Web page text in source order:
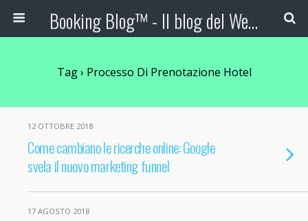
Booking Blog™ - Il blog del Web Marketing Turistico
Tag › Processo Di Prenotazione Hotel
12 OTTOBRE 2018
Come cambiano le ricerche online: Google
svela il nuovo marketing funnel
17 AGOSTO 2018